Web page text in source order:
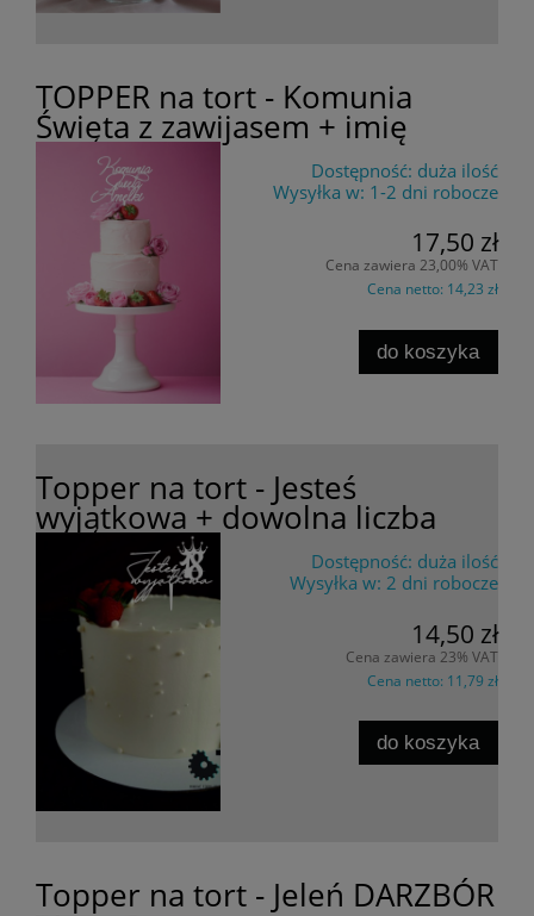
TOPPER na tort - Komunia
Święta z zawijasem + imię
Dostępność: duża ilość
Wysyłka w: 1-2 dni robocze
17,50 zł
Cena zawiera 23,00% VAT
Cena netto: 14,23 zł
do koszyka
Topper na tort - Jesteś
wyjątkowa + dowolna liczba
Dostępność: duża ilość
Wysyłka w: 2 dni robocze
14,50 zł
Cena zawiera 23% VAT
Cena netto: 11,79 zł
do koszyka
Topper na tort - Jeleń DARZBÓR